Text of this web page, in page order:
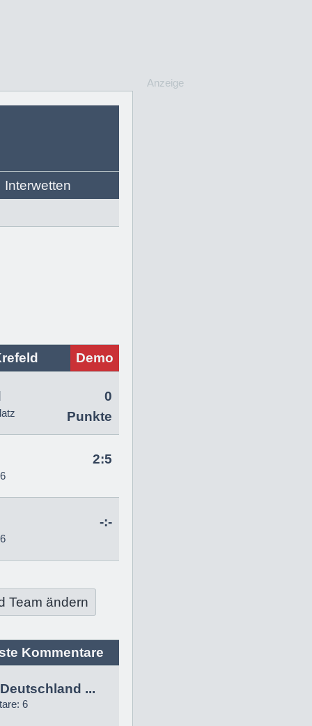
Interwetten
Anzeige
Demo
0
Punkte
2:5
-:-
Team ändern
Kommentare
...
6